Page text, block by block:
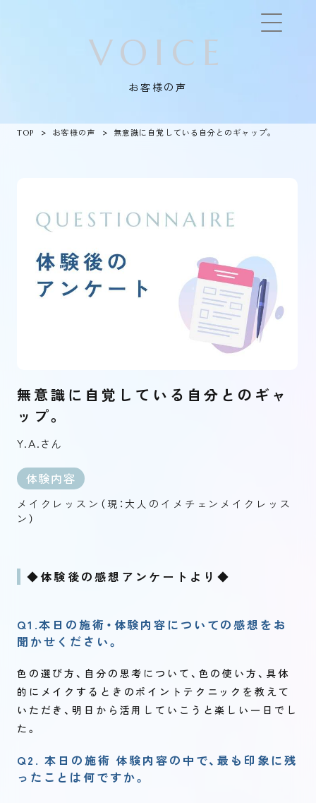
VOICE
お客様の声
TOP お客様の声 無意識に自覚している自分とのギャップ。
無意識に自覚している自分とのギャ
ップ。
Y.A. さん
体験内容
メイクレッスン（現：大人のイメチェンメイクレッス
ン）
◆体験後の感想アンケートより◆
Q1.本日の施術・体験内容についての感想をお
聞かせください。
色の選び方、自分の思考について、色の使い方、具体
的にメイクするときのポイントテクニックを教えて
いただき、明日から活用していこうと楽しい一日でし
た。
Q2. 本日の施術 体験内容の中で、最も印象に残
ったことは何ですか。